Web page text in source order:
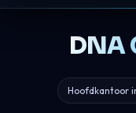
DNA
Hoofdkantoor